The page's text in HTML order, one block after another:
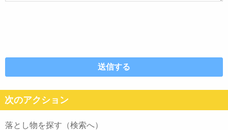
次のアクション
落とし物を探す（検索へ）